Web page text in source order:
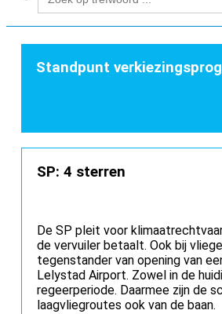
Standpunt
SP: 4 sterren
De SP pleit voor
de vervuiler betaalt. Ook bij
tegenstander van opening van
Lelystad Airport. Zowel in de
regeerperiode. Daarmee zijn de
laagvliegroutes ook van de baan.